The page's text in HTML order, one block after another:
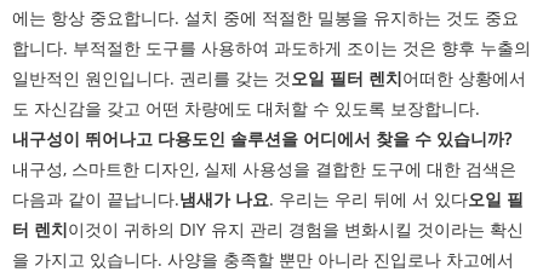
에는 항상 중요합니다. 설치 중에 적절한 밀봉을 유지하는 것도 중요
합니다. 부적절한 도구를 사용하여 과도하게 조이는 것은 향후 누출의
일반적인 원인입니다. 권리를 갖는 것 오일 필터 렌치어떠한 상황에서
도 자신감을 갖고 어떤 차량에도 대처할 수 있도록 보장합니다.
내구성이 뛰어나고 다용도인 솔루션을 어디에서 찾을 수 있습니까?
내구성, 스마트한 디자인, 실제 사용성을 결합한 도구에 대한 검색은
다음과 같이 끝납니다.냄새가 나요. 우리는 우리 뒤에 서 있다오일 필
터 렌치이것이 귀하의 DIY 유지 관리 경험을 변화시킬 것이라는 확신
을 가지고 있습니다. 사양을 충족할 뿐만 아니라 진입로나 차고에서